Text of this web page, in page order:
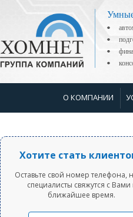
О КОМПАНИИ
Хотите стать
Оставьте свой номер телефона,
специалисты свяжутся с Вами
ближайшее время.